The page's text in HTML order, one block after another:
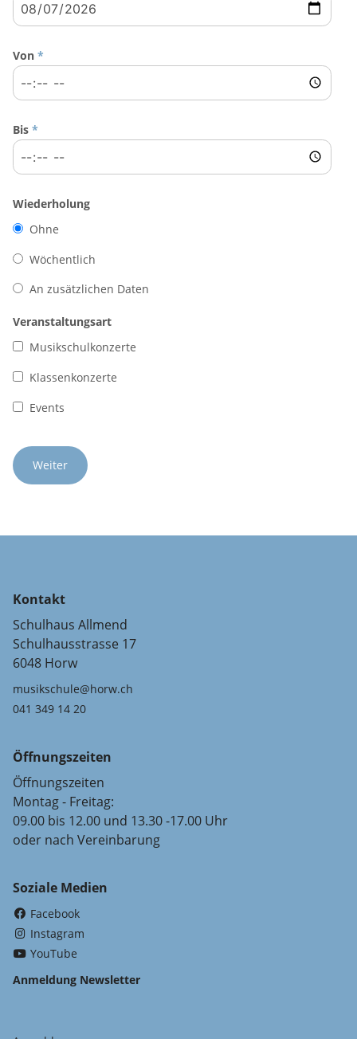
Von *
Bis *
Wiederholung
Ohne
Wöchentlich
An zusätzlichen Daten
Veranstaltungsart
Musikschulkonzerte
Klassenkonzerte
Events
Kontakt
Schulhaus Allmend
Schulhausstrasse 17
6048 Horw
musikschule@horw.ch
041 349 14 20
Öffnungszeiten
Öffnungszeiten
Montag - Freitag:
09.00 bis 12.00 und 13.30 -17.00 Uhr
oder nach Vereinbarung
Soziale Medien
Facebook
Instagram
YouTube
Anmeldung Newsletter